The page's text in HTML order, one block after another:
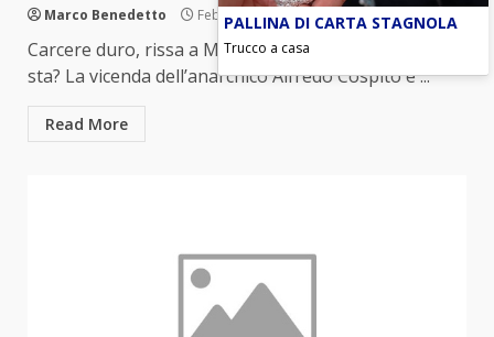
Marco Benedetto Febbraio 2, 2023
Carcere duro, rissa a Montecitorio: il Pd da che parte
sta? La vicenda dell’anarchico Alfredo Cospito e ...
Read More
PALLINA DI CARTA STAGNOLA
Trucco a casa